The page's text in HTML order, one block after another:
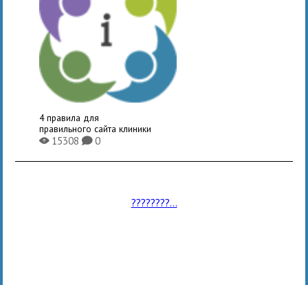
4 правила для
правильного сайта клиники
X15308K0
????????...